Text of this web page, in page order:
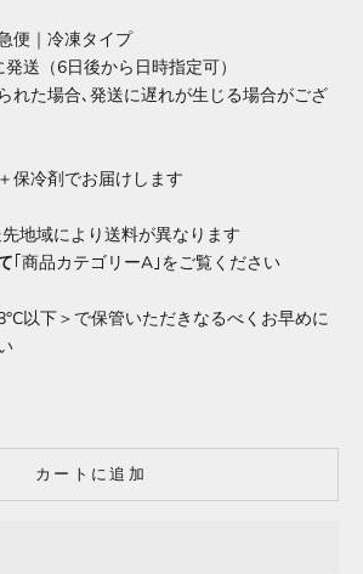
便｜冷凍タイプ
送（6日後から日時指定可）
れた場合､発送に遅れが生じる場合がござ
保冷剤でお届けします
地域により送料が異なります
｢商品カテゴリーA｣をご覧ください
以下＞で保管いただきなるべくお早めに
す
カートに追加